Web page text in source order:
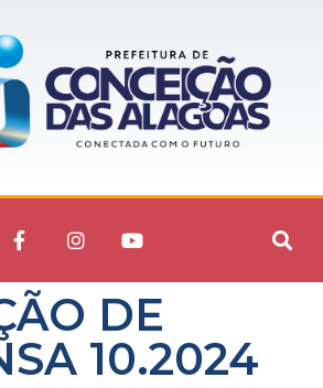
DE
10.2024